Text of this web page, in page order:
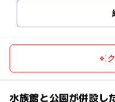
水族館と公園が併設し